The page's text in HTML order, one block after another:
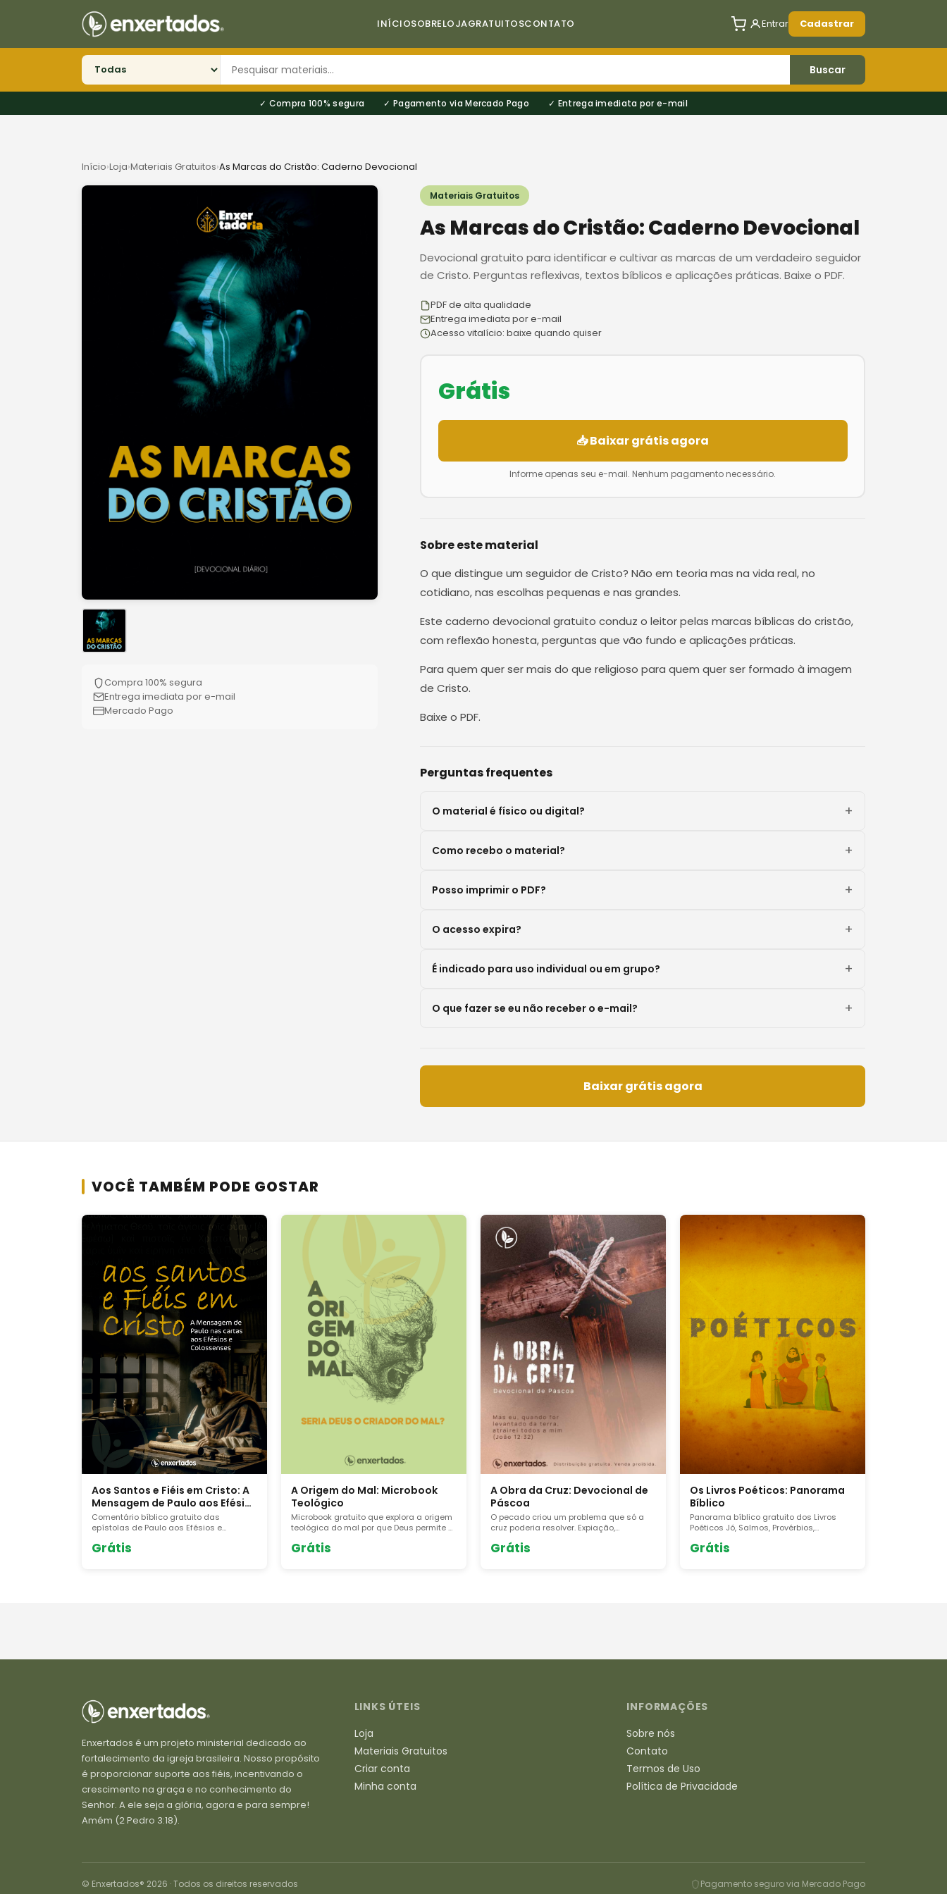
INÍCIOSOBRELOJAGRATUITOSCONTATO Entrar Cadastrar
Buscar
Compra 100% segura Pagamento via Mercado Pago Entrega imediata por e-mail
Início›Loja›Materiais Gratuitos›As Marcas do Cristão: Caderno Devocional
Compra 100% segura
Entrega imediata por e-mail
Mercado Pago
Materiais Gratuitos
As Marcas do Cristão: Caderno Devocional
Devocional gratuito para identificar e cultivar as marcas de um verdadeiro seguidor
de Cristo. Perguntas reflexivas, textos bíblicos e aplicações práticas. Baixe o PDF.
PDF de alta qualidade
Entrega imediata por e-mail
Acesso vitalício: baixe quando quiser
Grátis
📥 Baixar grátis agora
Informe apenas seu e-mail. Nenhum pagamento necessário.
Sobre este material
O que distingue um seguidor de Cristo? Não em teoria mas na vida real, no
cotidiano, nas escolhas pequenas e nas grandes.
Este caderno devocional gratuito conduz o leitor pelas marcas bíblicas do cristão,
com reflexão honesta, perguntas que vão fundo e aplicações práticas.
Para quem quer ser mais do que religioso para quem quer ser formado à imagem
de Cristo.
Baixe o PDF.
Perguntas frequentes
O material é físico ou digital?
Como recebo o material?
Posso imprimir o PDF?
O acesso expira?
É indicado para uso individual ou em grupo?
O que fazer se eu não receber o e-mail?
Baixar grátis agora
VOCÊ TAMBÉM PODE GOSTAR
Aos Santos e Fiéis em Cristo: A
Mensagem de Paulo aos Efésios
e Colossenses
Comentário bíblico gratuito das
epístolas de Paulo aos Efésios e
profundo sobre a identidade do cristão e
Grátis
A Origem do Mal: Microbook
Teológico
Microbook gratuito que explora a origem
teológica do mal por que Deus permite o
profundidade e clareza. Baixe o PDF.
Grátis
A Obra da Cruz: Devocional de
Páscoa
O pecado criou um problema que só a
cruz poderia resolver. Expiação,
que cada um desses termos significa e
Grátis
Os Livros Poéticos: Panorama
Bíblico
Panorama bíblico gratuito dos Livros
Poéticos Jó, Salmos, Provérbios,
contexto e aplicação. Baixe o PDF de
Grátis
Enxertados é um projeto ministerial dedicado ao
fortalecimento da igreja brasileira. Nosso propósito
é proporcionar suporte aos fiéis, incentivando o
crescimento na graça e no conhecimento do
Senhor. A ele seja a glória, agora e para sempre!
Amém (2 Pedro 3:18).
LINKS ÚTEIS
Loja
Materiais Gratuitos
Criar conta
Minha conta
INFORMAÇÕES
Sobre nós
Contato
Termos de Uso
Política de Privacidade
© Enxertados® 2026 · Todos os direitos reservados Pagamento seguro via Mercado Pago